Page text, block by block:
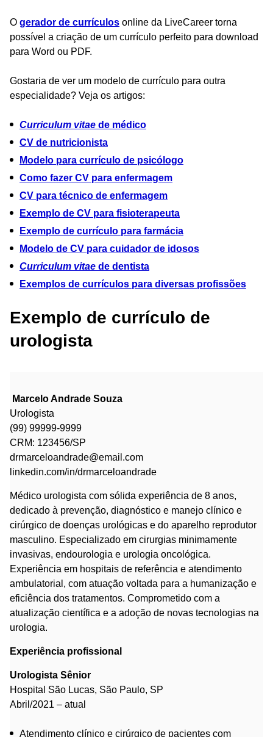
O gerador de currículos online da LiveCareer torna
possível a criação de um currículo perfeito para download
para Word ou PDF.
Gostaria de ver um modelo de currículo para outra
especialidade? Veja os artigos:
Curriculum vitae de médico
CV de nutricionista
Modelo para currículo de psicólogo
Como fazer CV para enfermagem
CV para técnico de enfermagem
Exemplo de CV para fisioterapeuta
Exemplo de currículo para farmácia
Modelo de CV para cuidador de idosos
Curriculum vitae de dentista
Exemplos de currículos para diversas profissões
Exemplo de currículo de
urologista
Marcelo Andrade Souza
Urologista
(99) 99999-9999
CRM: 123456/SP
drmarceloandrade@email.com
linkedin.com/in/drmarceloandrade
Médico urologista com sólida experiência de 8 anos,
dedicado à prevenção, diagnóstico e manejo clínico e
cirúrgico de doenças urológicas e do aparelho reprodutor
masculino. Especializado em cirurgias minimamente
invasivas, endourologia e urologia oncológica.
Experiência em hospitais de referência e atendimento
ambulatorial, com atuação voltada para a humanização e
eficiência dos tratamentos. Comprometido com a
atualização científica e a adoção de novas tecnologias na
urologia.
Experiência profissional
Urologista Sênior
Hospital São Lucas, São Paulo, SP
Abril/2021 – atual
Atendimento clínico e cirúrgico de pacientes com